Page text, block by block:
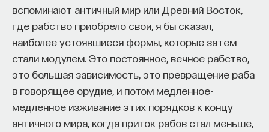
вспоминают античный мир или Древний Восток,
где рабство приобрело свои, я бы сказал,
наиболее устоявшиеся формы, которые затем
стали модулем. Это постоянное, вечное рабство,
это большая зависимость, это превращение раба
в говорящее орудие, и потом медленное-
медленное изживание этих порядков к концу
античного мира, когда приток рабов стал меньше,
Как устроена наша нервная система
на структурном, клеточном и молекулярном
уровнях? В чем состоит роль нейромедиаторов
при управлении психическими и физическими
процессами? Как появляются зависимость,
утомление, состояние эйфории или азарта?
Каково воздействие на работу мозга гормонов,
иммунной системы?